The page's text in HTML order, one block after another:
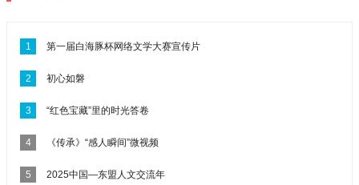
1 第一届白海豚杯网络文学大赛宣传片
2 初心如磐
3 “红色宝藏”里的时光答卷
4 《传承》“感人瞬间”微视频
5 2025中国—东盟人文交流年